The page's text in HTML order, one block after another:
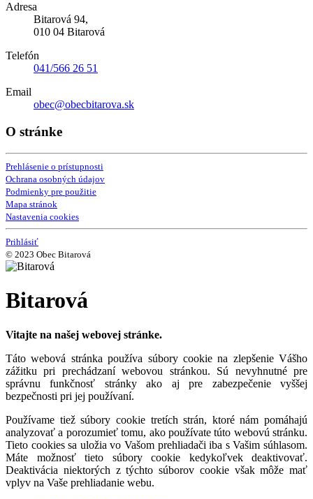
Adresa
Bitarová 94,
010 04 Bitarová
Telefón
041/566 26 51
Email
obec@obecbitarova.sk
O stránke
Prehlásenie o prístupnosti
Ochrana osobných údajov
Podmienky pre použitie
Mapa stránok
Nastavenia cookies
Prihlásiť
© 2023 Obec Bitarová
Bitarová
Vitajte na našej webovej stránke.
Táto webová stránka používa súbory cookie na zlepšenie Vášho
zážitku pri prechádzaní webovou stránkou. Sú nevyhnutné pre
správnu funkčnosť stránky ako aj pre zabezpečenie vyššej
bezpečnosti pri jej používaní.
Používame tiež súbory cookie tretích strán, ktoré nám pomáhajú
analyzovať a porozumieť tomu, ako používate túto webovú stránku.
Tieto cookies sa uložia vo Vašom prehliadači iba s Vašim súhlasom.
Máte možnosť tieto súbory cookie kedykoľvek deaktivovať.
Deaktivácia niektorých z týchto súborov cookie však môže mať
vplyv na Vaše prehliadanie webu.